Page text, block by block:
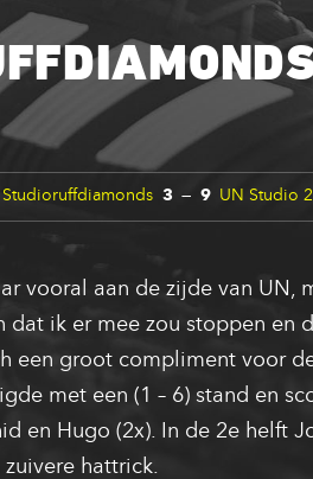
Studioruffdiamonds 3 — 9 UN Studio 2
vooral aan de zijde van UN,
dat ik er mee zou stoppen en
een groot compliment voor
met een (1 – 6) stand en
en Hugo (2x). In de 2e helft
hattrick.